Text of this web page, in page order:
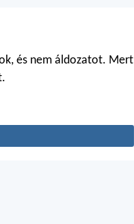
és nem áldozatot. Mert